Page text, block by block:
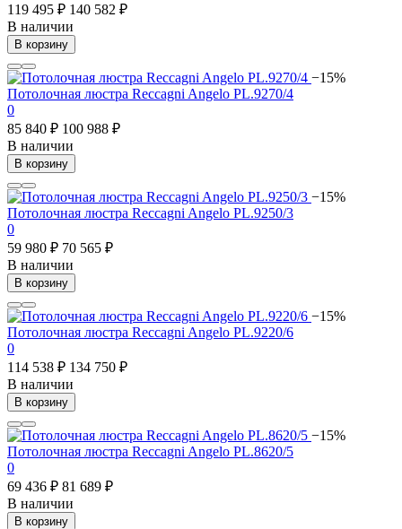
119 495 ₽ 140 582 ₽
В наличии
В корзину
−15%
Потолочная люстра Reccagni Angelo PL.9270/4
0
85 840 ₽ 100 988 ₽
В наличии
В корзину
−15%
Потолочная люстра Reccagni Angelo PL.9250/3
0
59 980 ₽ 70 565 ₽
В наличии
В корзину
−15%
Потолочная люстра Reccagni Angelo PL.9220/6
0
114 538 ₽ 134 750 ₽
В наличии
В корзину
−15%
Потолочная люстра Reccagni Angelo PL.8620/5
0
69 436 ₽ 81 689 ₽
В наличии
В корзину